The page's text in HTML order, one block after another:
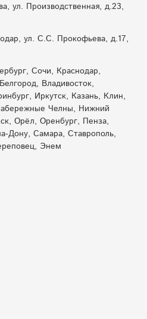
ул. Производственная, д.23,
ул. С.С. Прокофьева, д.17,
Сочи, Краснодар,
Владивосток,
Иркутск, Казань, Клин,
Челны, Нижний
Орёл, Оренбург, Пенза,
Дону, Самара, Ставрополь,
Энем